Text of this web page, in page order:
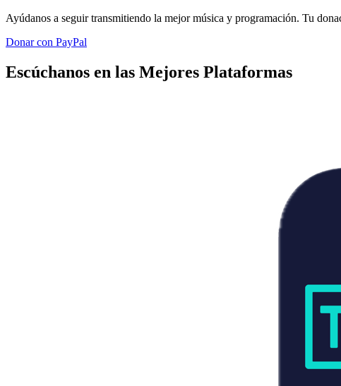
Ayúdanos a seguir transmitiendo la mejor música y programación. Tu
Donar con PayPal
Escúchanos en las Mejores Plataformas